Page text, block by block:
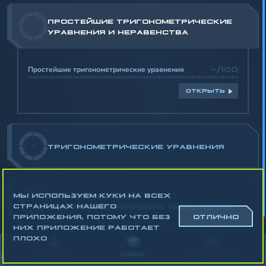
ПРОСТЕЙШИЕ ТРИГОНОМЕТРИЧЕСКИЕ
УРАВНЕНИЯ И НЕРАВЕНСТВА
Простейшие тригонометрические уравнения -/100
ОТКРЫТЬ
- ТРИГОНОМЕТРИЧЕСКИЕ УРАВНЕНИЯ
ПРЕОБРАЗОВАНИЕ
ТРИГОНОМЕТРИЧЕСКИХ ВЫРАЖЕНИЙ
Математика
Геометрия
МЫ ИСПОЛЬЗУЕМ КУКИ НА ВСЕХ
СТРАНИЦАХ НАШЕГО
ПРИЛОЖЕНИЯ, ПОТОМУ ЧТО БЕЗ
НИХ ПРИЛОЖЕНИЕ РАБОТАЕТ
ПЛОХО
ОТЛИЧНО